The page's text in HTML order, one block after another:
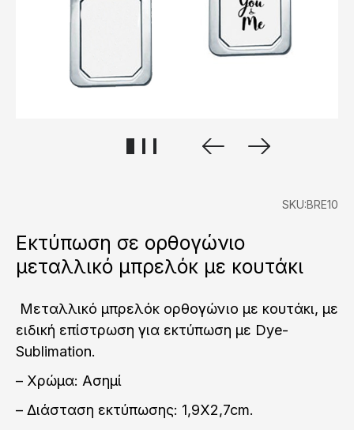
SKU:BRE10
Εκτύπωση σε ορθογώνιο
μεταλλικό μπρελόκ με κουτάκι
Mεταλλικό μπρελόκ ορθογώνιο με κουτάκι, με
ειδική επίστρωση για εκτύπωση με Dye-
Sublimation.
– Χρώμα: Ασημί
– Διάσταση εκτύπωσης: 1,9X2,7cm.